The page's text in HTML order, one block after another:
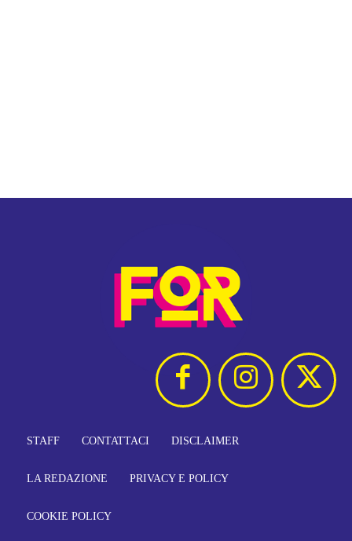
STAFF CONTATTACI DISCLAIMER
LA REDAZIONE PRIVACY E POLICY
COOKIE POLICY